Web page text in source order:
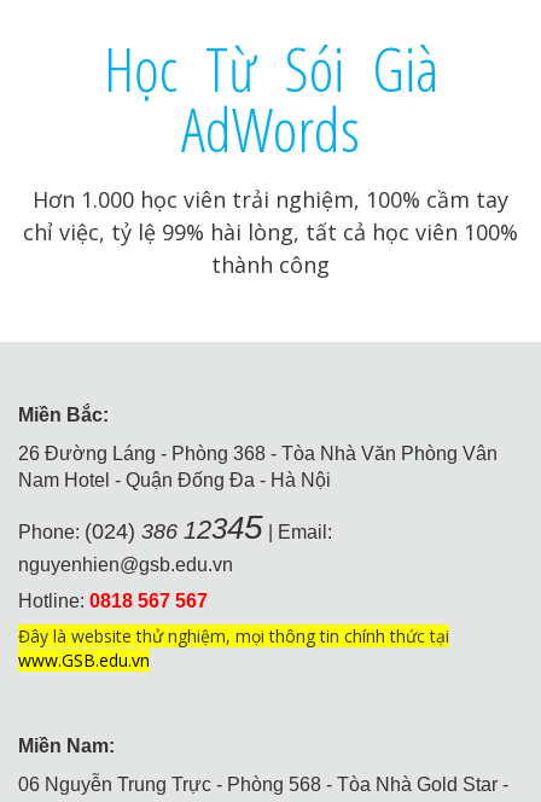
Học Từ Sói Già
AdWords
Hơn 1.000 học viên trải nghiệm, 100% cầm tay
chỉ việc, tỷ lệ 99% hài lòng, tất cả học viên 100%
thành công
Miền Bắc:
26 Đường Láng - Phòng 368 - Tòa Nhà Văn Phòng Vân
Nam Hotel - Quận Đống Đa - Hà Nội
Phone: (024) 386 12345 | Email:
nguyenhien@gsb.edu.vn
Hotline: 0818 567 567
Đây là website thử nghiệm, mọi thông tin chính thức tại
www.GSB.edu.vn
Miền Nam:
06 Nguyễn Trung Trực - Phòng 568 - Tòa Nhà Gold Star -